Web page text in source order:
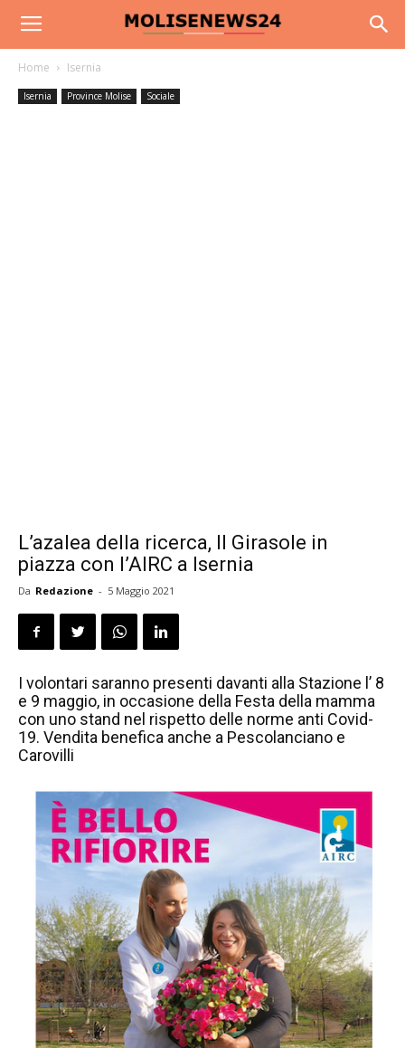
Home Isernia
Isernia Province Molise Sociale
L’azalea della ricerca, Il Girasole in
piazza con l’AIRC a Isernia
Da Redazione - 5 Maggio 2021
I volontari saranno presenti davanti alla Stazione l’ 8
e 9 maggio, in occasione della Festa della mamma
con uno stand nel rispetto delle norme anti Covid-
19. Vendita benefica anche a Pescolanciano e
Carovilli